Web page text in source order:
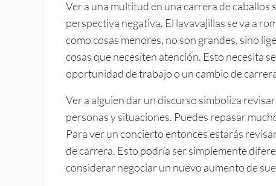
Ver a una multitud en una carrera de caballos
perspectiva negativa. El lavavajillas se va a
como cosas menores, no son grandes, sino
cosas que necesiten atención. Esto necesita
oportunidad de trabajo o un cambio de
Ver a alguien dar un discurso simboliza
personas y situaciones. Puedes repasar
Para ver un concierto entonces estarás
de carrera. Esto podría ser simplemente
considerar negociar un nuevo aumento de